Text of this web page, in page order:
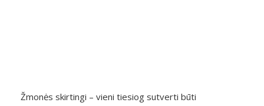
Žmonės skirtingi – vieni tiesiog sutverti būti